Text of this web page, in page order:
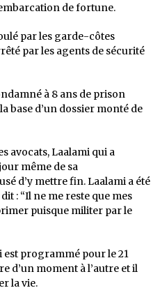
de fortune.
par les garde-côtes
par les agents de sécurité
à 8 ans de prison
base d’un dossier monté de
avocats, Laalami qui a
même de sa
d’y mettre fin. Laalami a été
: “Il ne me reste que mes
puisque militer par le
est programmé pour le 21
d’un moment à l’autre et il
la vie.